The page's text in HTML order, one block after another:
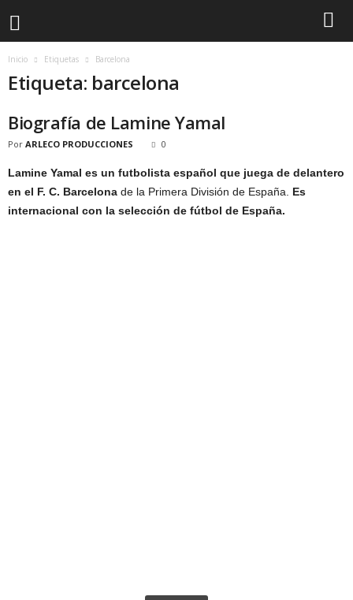
Inicio Etiquetas Barcelona
Etiqueta: barcelona
Biografía de Lamine Yamal
Por ARLECO PRODUCCIONES 0
Lamine Yamal es un futbolista español que juega de delantero
en el F. C. Barcelona de la Primera División de España.
Es
internacional con la selección de fútbol de España.